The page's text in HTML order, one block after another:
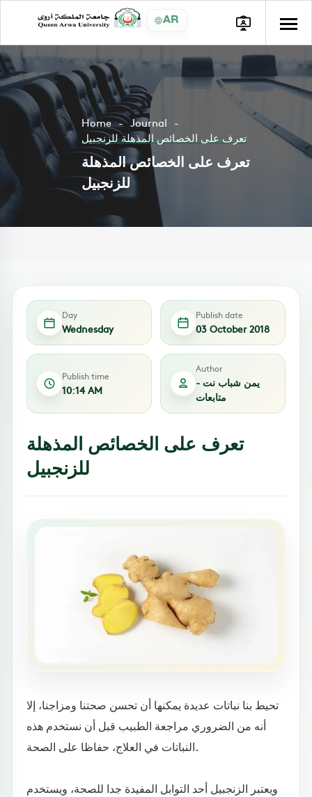
AR
Home
Journal
تعرف على الخصائص المذهلة للزنجبيل
تعرف على الخصائص المذهلة
للزنجبيل
Day
Wednesday
Publish date
03 October 2018
Publish time
10:14 AM
Author
يمن شباب نت -
متابعات
تعرف على الخصائص المذهلة
للزنجبيل
تحيط بنا نباتات عديدة يمكنها أن تحسن صحتنا ومزاجنا، إلا
أنه من الضروري مراجعة الطبيب قبل أن نستخدم هذه
النباتات في العلاج، حفاظا على الصحة.
ويعتبر الزنجبيل أحد التوابل المفيدة جدا للصحة، ويستخدم